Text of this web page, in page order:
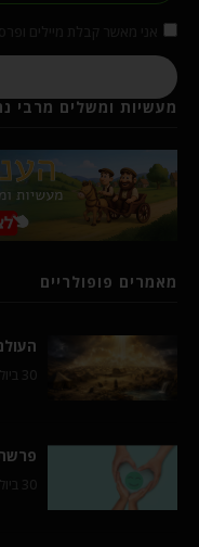
מעשיות ומשלים מרבי
מאמרים פופולריים
30 ביולי 2026
30 ביולי 2026